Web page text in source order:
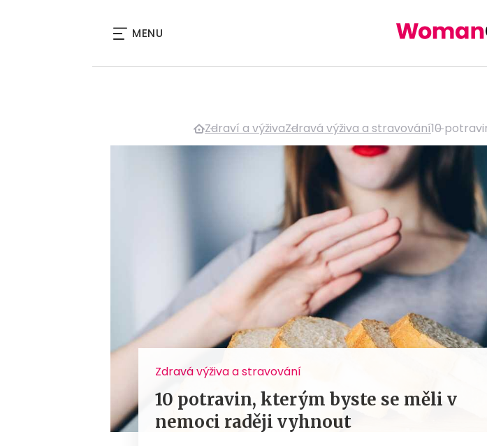
MENU
Zdraví a výživaZdravá výživa a stravování10
Zdravá výživa a stravování
10 potravin, kterým byste se měli v
nemoci raději vyhnout